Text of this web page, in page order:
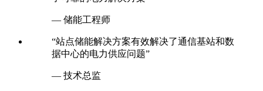
— 储能工程师
“站点储能解决方案有效解决了通信基站和数
据中心的电力供应问题”
— 技术总监